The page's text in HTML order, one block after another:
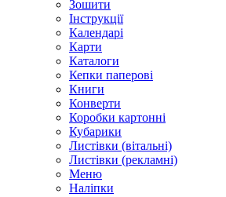
Зошити
Інструкції
Календарі
Карти
Каталоги
Кепки паперові
Книги
Конверти
Коробки картонні
Кубарики
Листівки (вітальні)
Листівки (рекламні)
Меню
Наліпки